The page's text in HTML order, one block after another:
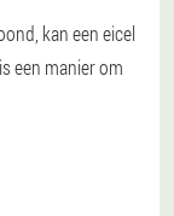
kan een eicel
een manier om